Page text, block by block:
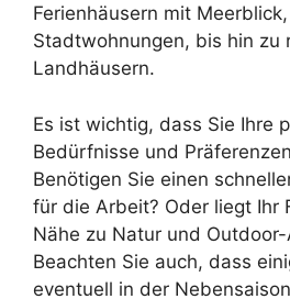
Ferienhäusern mit
Stadtwohnungen, bis hin zu
Landhäusern.
Es ist wichtig, dass Sie Ihre
Bedürfnisse und
Benötigen Sie einen
für die Arbeit? Oder liegt Ihr
Nähe zu Natur und
Beachten Sie auch, dass
eventuell in der